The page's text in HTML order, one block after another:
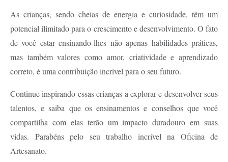
As crianças, sendo cheias de energia e curiosidade, têm um
potencial ilimitado para o crescimento e desenvolvimento. O fato
de você estar ensinando-lhes não apenas habilidades práticas,
mas também valores como amor, criatividade e aprendizado
correto, é uma contribuição incrível para o seu futuro.
Continue inspirando essas crianças a explorar e desenvolver seus
talentos, e saiba que os ensinamentos e conselhos que você
compartilha com elas terão um impacto duradouro em suas
vidas. Parabéns pelo seu trabalho incrível na Oficina de
Artesanato.